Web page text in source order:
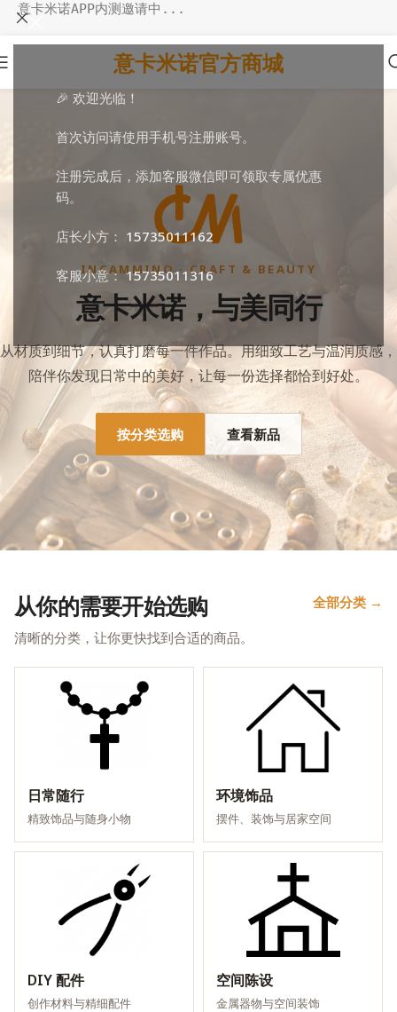
🎉 欢迎光临！
首次访问请使用手机号注册账号。
注册完成后，添加客服微信即可领取专属优惠
码。
店长小方： 15735011162
客服小意：15735011316
意卡米诺APP内测邀请中...
意卡米诺官方商城
INCAMMINO · CRAFT & BEAUTY
意卡米诺，与美同行
从材质到细节，认真打磨每一件作品。用细致工艺与温润质感，
陪伴你发现日常中的美好，让每一份选择都恰到好处。
按分类选购 查看新品
从你的需要开始选购
清晰的分类，让你更快找到合适的商品。
全部分类 →
日常随行
精致饰品与随身小物
环境饰品
摆件、装饰与居家空间
DIY 配件
创作材料与精细配件
空间陈设
金属器物与空间装饰